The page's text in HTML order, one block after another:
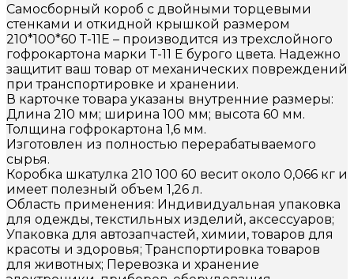
Самосборный короб с двойными торцевыми
стенками и откидной крышкой размером
210*100*60 Т-11Е – производится из трехслойного
гофрокартона марки Т-11 Е бурого цвета. Надежно
защитит ваш товар от механических повреждений
при транспортировке и хранении.
В карточке товара указаны внутренние размеры:
Длина 210 мм; ширина 100 мм; высота 60 мм.
Толщина гофрокартона 1,6 мм.
Изготовлен из полностью перерабатываемого
сырья.
Коробка шкатулка 210 100 60 весит около 0,066 кг и
имеет полезный объем 1,26 л.
Область применения: Индивидуальная упаковка
для одежды, текстильных изделий, аксессуаров;
Упаковка для автозапчастей, химии, товаров для
красоты и здоровья; Транспортировка товаров
для животных; Перевозка и хранение